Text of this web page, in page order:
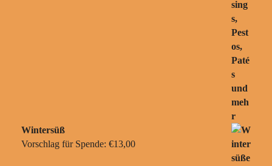
Wintersüß
Vorschlag für Spende: €13,00